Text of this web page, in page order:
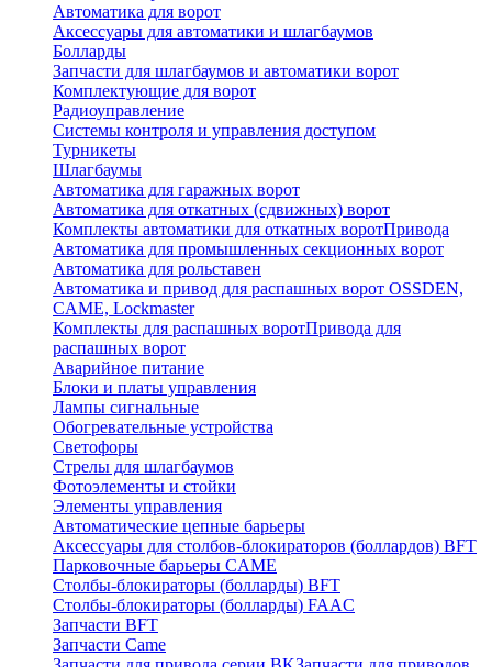
Автоматика для ворот
Аксессуары для автоматики и шлагбаумов
Болларды
Запчасти для шлагбаумов и автоматики ворот
Комплектующие для ворот
Радиоуправление
Системы контроля и управления доступом
Турникеты
Шлагбаумы
Автоматика для гаражных ворот
Автоматика для откатных (сдвижных) ворот
Комплекты автоматики для откатных воротПривода
Автоматика для промышленных секционных ворот
Автоматика для рольставен
Автоматика и привод для распашных ворот OSSDEN,
CAME, Lockmaster
Комплекты для распашных воротПривода для
распашных ворот
Аварийное питание
Блоки и платы управления
Лампы сигнальные
Обогревательные устройства
Светофоры
Стрелы для шлагбаумов
Фотоэлементы и стойки
Элементы управления
Автоматические цепные барьеры
Аксессуары для столбов-блокираторов (боллардов) BFT
Парковочные барьеры CAME
Столбы-блокираторы (болларды) BFT
Столбы-блокираторы (болларды) FAAC
Запчасти BFT
Запчасти Came